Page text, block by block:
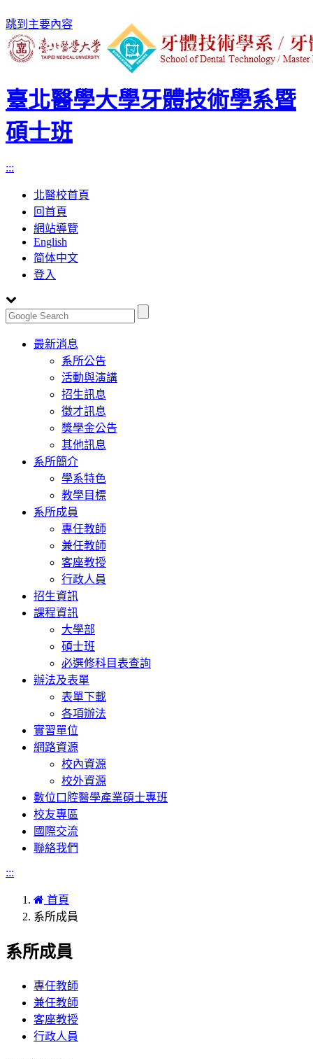
跳到主要內容
臺北醫學大學牙體技術學系暨
碩士班
:::
北醫校首頁
回首頁
網站導覽
English
简体中文
登入
Toggle
navigation
最新消息
系所公告
活動與演講
招生訊息
徵才訊息
獎學金公告
其他訊息
系所簡介
學系特色
教學目標
系所成員
專任教師
兼任教師
客座教授
行政人員
招生資訊
課程資訊
大學部
碩士班
必選修科目表查詢
辦法及表單
表單下載
各項辦法
實習單位
網路資源
校內資源
校外資源
數位口腔醫學產業碩士專班
校友專區
國際交流
聯絡我們
:::
首頁
系所成員
系所成員
專任教師
兼任教師
客座教授
行政人員